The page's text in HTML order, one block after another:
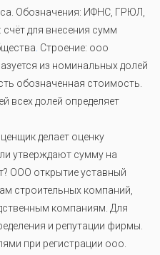
Обозначения: ИФНС, ГРЮЛ,
для внесения сумм
Строение: ооо
из номинальных долей
обозначенная стоимость.
всех долей определяет
делает оценку
утверждают сумму на
ООО открытие уставный
строительных компаний,
компаниям. Для
и репутации фирмы.
при регистрации ооо.